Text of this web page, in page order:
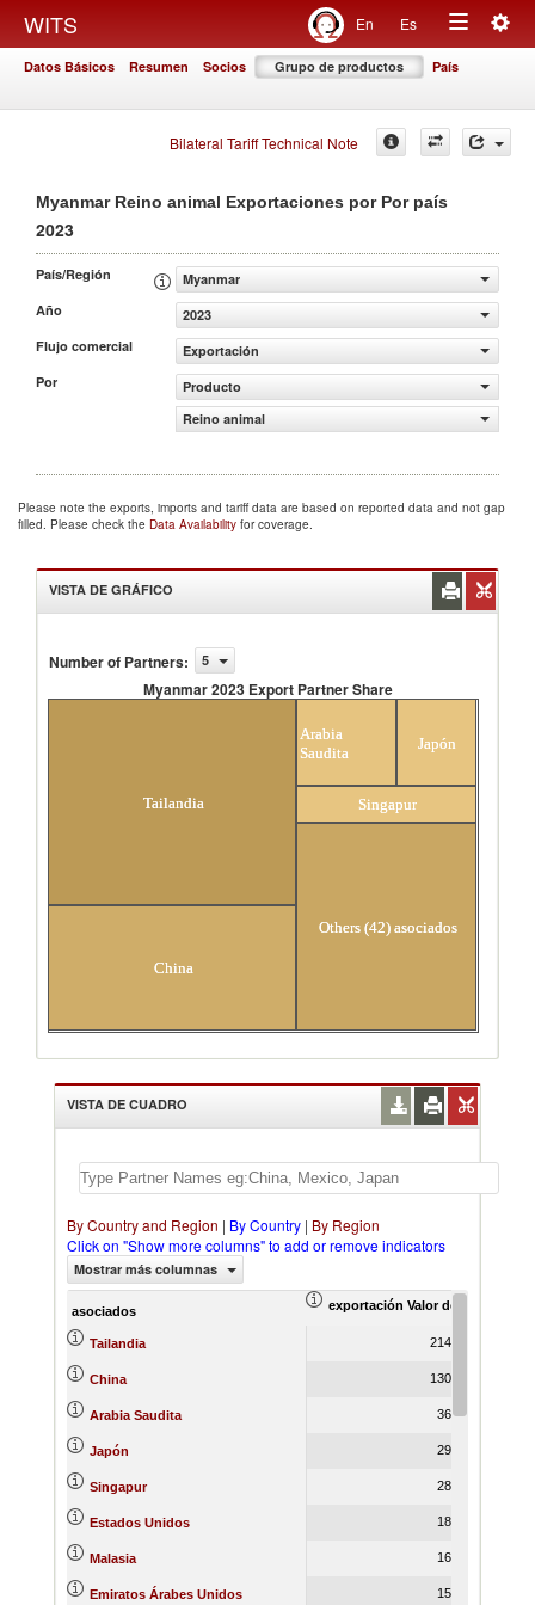
WITS En Es
Toggle
Datos Básicos Resumen Socios Grupo de productos País
Bilateral Tariff Technical Note
Myanmar Reino animal Exportaciones por Por país
2023
País/Región
Myanmar
Año
2023
Flujo comercial
Exportación
Por
Producto
Reino animal
Please note the exports, imports and tariff data are based on reported data and not gap
filled. Please check the Data Availability for coverage.
VISTA DE GRÁFICO
Number of Partners: 5
Myanmar 2023 Export Partner Share
Tailandia
China
Arabia
Saudita
Japón
Singapur
Others (42) asociados
VISTA DE CUADRO
By Country and Region | By Country | By Region
Click on "Show more columns" to add or remove indicators
Mostrar más columnas
asociados exportación Valor del comercio
Tailandia 214,468.24
China 130,967.69
Arabia Saudita 36,230.31
Japón 29,245.17
Singapur 28,044.74
Estados Unidos 18,950.94
Malasia 16,965.83
Emiratos Árabes Unidos 15,588.96